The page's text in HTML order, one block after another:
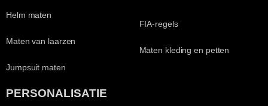
Helm maten
Maten van laarzen
Jumpsuit maten
FIA-regels
Maten kleding en petten
PERSONALISATIE